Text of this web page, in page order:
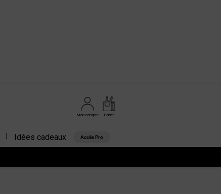
Panier
Mon compte
Idées cadeaux Accès Pro